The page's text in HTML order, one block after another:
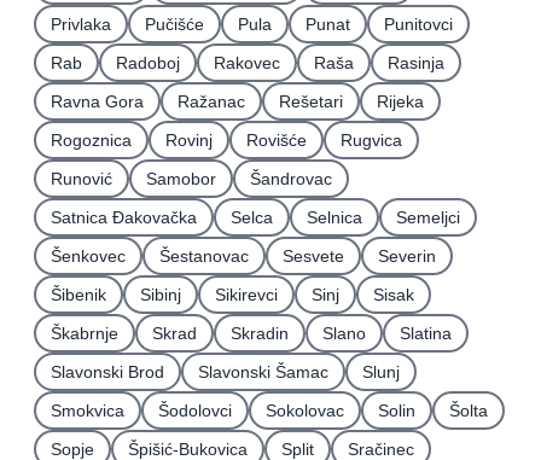
Privlaka
Pučišće Pula Punat
Punitovci
Rab
Radoboj Rakovec Raša
Rasinja
Ravna Gora
Ražanac Rešetari
Rijeka
Rogoznica
Rovinj Rovišće
Rugvica
Runović
Samobor
Šandrovac
Satnica Ðakovačka
Selca Selnica
Semeljci
Šenkovec
Šestanovac Sesvete
Severin
Šibenik
Sibinj Sikirevci Sinj
Sisak
Škabrnje
Skrad Skradin Slano
Slatina
Slavonski Brod
Slavonski Šamac
Slunj
Smokvica
Šodolovci Sokolovac Solin
Šolta
Sopje
Špišić-Bukovica Split
Sračinec